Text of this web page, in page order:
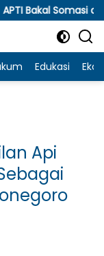
dan Gugat
Edukasi
Api